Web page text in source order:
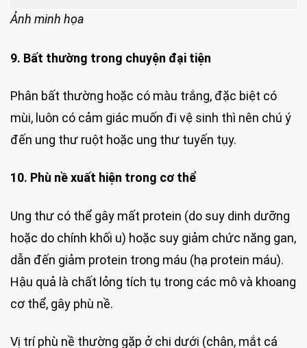
Ảnh minh họa
9. Bất thường trong chuyện đại tiện
Phân bất thường hoặc có màu trắng, đặc biệt có
mùi, luôn có cảm giác muốn đi vệ sinh thì nên chú ý
đến ung thư ruột hoặc ung thư tuyến tụy.
10. Phù nề xuất hiện trong cơ thể
Ung thư có thể gây mất protein (do suy dinh dưỡng
hoặc do chính khối u) hoặc suy giảm chức năng gan,
dẫn đến giảm protein trong máu (hạ protein máu).
Hậu quả là chất lỏng tích tụ trong các mô và khoang
cơ thể, gây phù nề.
Vị trí phù nề thường gặp ở chi dưới (chân, mắt cá